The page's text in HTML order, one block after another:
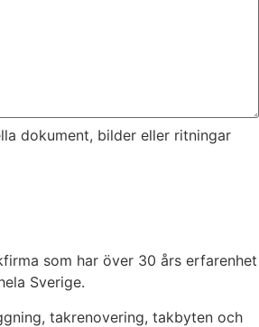
dokument, bilder eller ritningar
som har över 30 års erfarenhet
Sverige.
takrenovering, takbyten och